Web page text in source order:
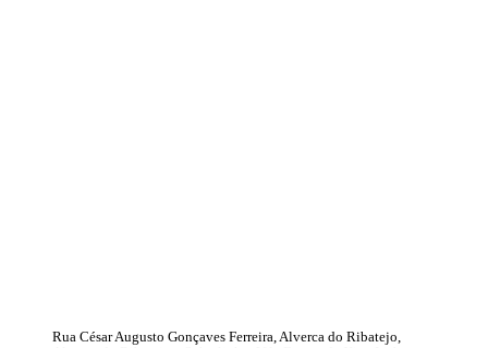
Rua César Augusto Gonçaves Ferreira, Alverca do Ribatejo,